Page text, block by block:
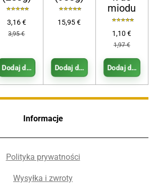
3,16 €
3,95 €
Dodaj do koszyka
15,95 €
Dodaj do koszyka
miodu
1,10 €
1,97 €
Dodaj do
Informacje
Polityka prywatności
Wysyłka i zwroty